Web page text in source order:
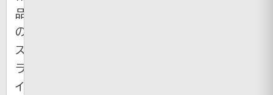
品
の
ス
ラ
イ